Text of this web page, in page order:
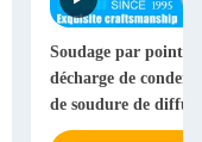
Soudage par points
décharge de
de soudure de
feuille